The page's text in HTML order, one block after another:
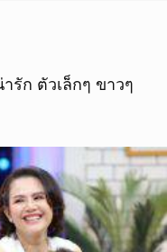
รัก ตัวเล็กๆ ขาวๆ